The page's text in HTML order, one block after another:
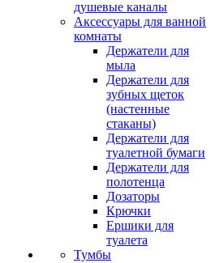
душевые каналы
Аксессуары для ванной
комнаты
Держатели для
мыла
Держатели для
зубных щеток
(настенные
стаканы)
Держатели для
туалетной бумаги
Держатели для
полотенца
Дозаторы
Крючки
Ершики для
туалета
Тумбы